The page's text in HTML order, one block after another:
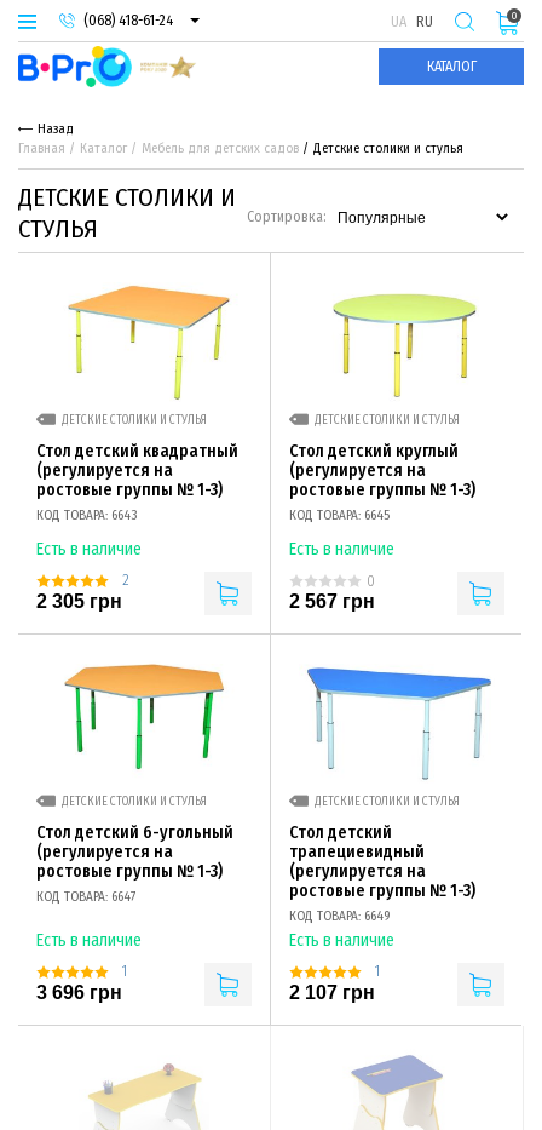
(068) 418-61-24
(093) 974-66-94
(095) 987-29-55
UA RU
КАТАЛОГ
0
Назад
Главная
Каталог Мебель для детских садов Детские столики и стулья
ДЕТСКИЕ СТОЛИКИ И
СТУЛЬЯ
Сортировка:
ДЕТСКИЕ СТОЛИКИ И СТУЛЬЯ
Стол детский квадратный
(регулируется на
ростовые группы № 1-3)
КОД ТОВАРА: 6643
Есть в наличие
2
2 305 грн
ДЕТСКИЕ СТОЛИКИ И СТУЛЬЯ
Стол детский круглый
(регулируется на
ростовые группы № 1-3)
КОД ТОВАРА: 6645
Есть в наличие
0
2 567 грн
ДЕТСКИЕ СТОЛИКИ И СТУЛЬЯ
Стол детский 6-угольный
(регулируется на
ростовые группы № 1-3)
КОД ТОВАРА: 6647
Есть в наличие
1
3 696 грн
ДЕТСКИЕ СТОЛИКИ И СТУЛЬЯ
Стол детский
трапециевидный
(регулируется на
ростовые группы № 1-3)
КОД ТОВАРА: 6649
Есть в наличие
1
2 107 грн